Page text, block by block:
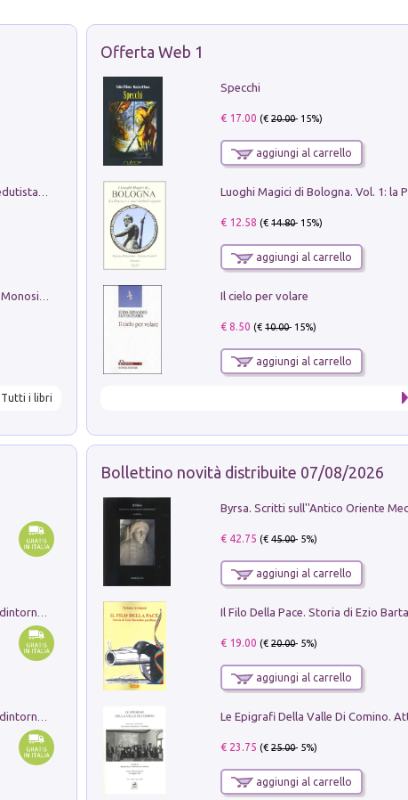
Tutti i libri
Offerta Web 1
Specchi
€ 17.00 (€20.00- 15%)
aggiungi al carrello
€ 12.58 (€14.80- 15%)
aggiungi al carrello
Il cielo per volare
€ 8.50 (€10.00- 15%)
aggiungi al carrello
Bollettino novità distribuite 07/08/2026
€ 42.75 (€45.00- 5%)
aggiungi al carrello
€ 19.00 (€20.00- 5%)
aggiungi al carrello
€ 23.75 (€25.00- 5%)
aggiungi al carrello